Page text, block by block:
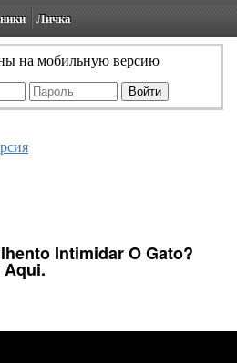
Личка
на мобильную версию
Intimidar O Gato?
Aqui.